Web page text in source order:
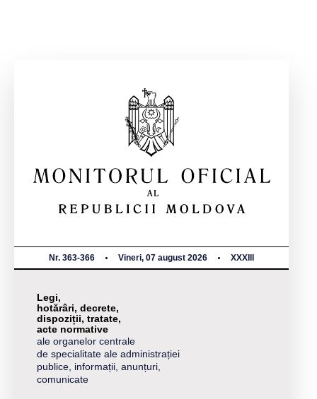
Nr. 363-366 Vineri, 07 august 2026 XXXIII
Legi,
hotărâri, decrete,
dispoziții, tratate,
acte normative
ale organelor centrale
de specialitate ale administrației
publice, informații, anunțuri,
comunicate